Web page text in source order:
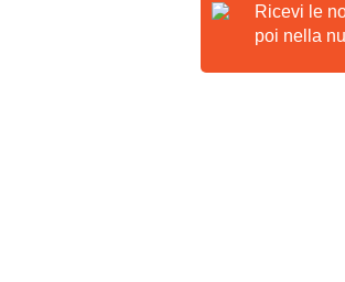
Ricevi le
poi nella